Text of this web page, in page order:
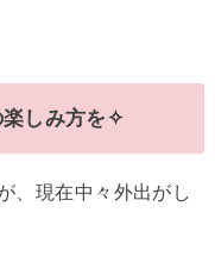
楽しみ方を✧
、現在中々外出がし